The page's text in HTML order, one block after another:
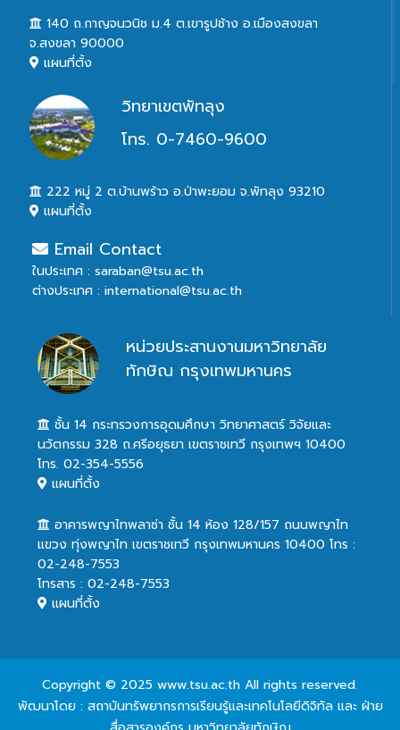
140 ถ.กาญจนวนิช ม.4 ต.เขารูปช้าง อ.เมืองสงขลา
จ.สงขลา 90000
แผนที่ตั้ง
วิทยาเขตพัทลุง
โทร. 0-7460-9600
222 หมู่ 2 ต.บ้านพร้าว อ.ป่าพะยอม จ.พัทลุง 93210
แผนที่ตั้ง
Email Contact
ในประเทศ : saraban@tsu.ac.th
ต่างประเทศ : international@tsu.ac.th
หน่วยประสานงานมหาวิทยาลัย
ทักษิณ กรุงเทพมหานคร
ชั้น 14 กระทรวงการอุดมศึกษา วิทยาศาสตร์ วิจัยและ
นวัตกรรม 328 ถ.ศรีอยุธยา เขตราชเทวี กรุงเทพฯ 10400
โทร. 02-354-5556
แผนที่ตั้ง
อาคารพญาไทพลาซ่า ชั้น 14 ห้อง 128/157 ถนนพญาไท
แขวง ทุ่งพญาไท เขตราชเทวี กรุงเทพมหานคร 10400 โทร :
02-248-7553
โทรสาร : 02-248-7553
แผนที่ตั้ง
Copyright © 2025 www.tsu.ac.th All rights reserved.
พัฒนาโดย : สถาบันทรัพยากรการเรียนรู้และเทคโนโลยีดิจิทัล และ ฝ่าย